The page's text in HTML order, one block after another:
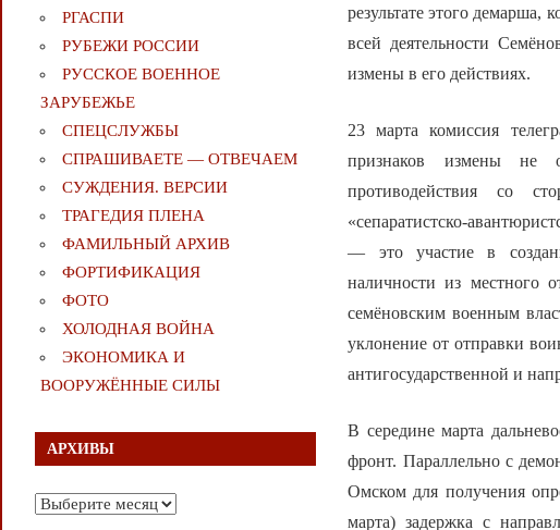
результате этого демарша,
всей деятельности
измены в его действиях.
23 марта комиссия
признаков измены не
противодействия со
«сепаратистско-
— это участие в
наличности из местного
семёновским военным
уклонение от отправки
антигосударственной и
В середине марта
фронт. Параллельно с
Омском для получения
марта) задержка с
РГАСПИ
РУБЕЖИ РОССИИ
РУССКОЕ ВОЕННОЕ
ЗАРУБЕЖЬЕ
СПЕЦСЛУЖБЫ
СПРАШИВАЕТЕ — ОТВЕЧАЕМ
СУЖДЕНИЯ. ВЕРСИИ
ТРАГЕДИЯ ПЛЕНА
ФАМИЛЬНЫЙ АРХИВ
ФОРТИФИКАЦИЯ
ФОТО
ХОЛОДНАЯ ВОЙНА
ЭКОНОМИКА И
ВООРУЖЁННЫЕ СИЛЫ
АРХИВЫ
Архивы